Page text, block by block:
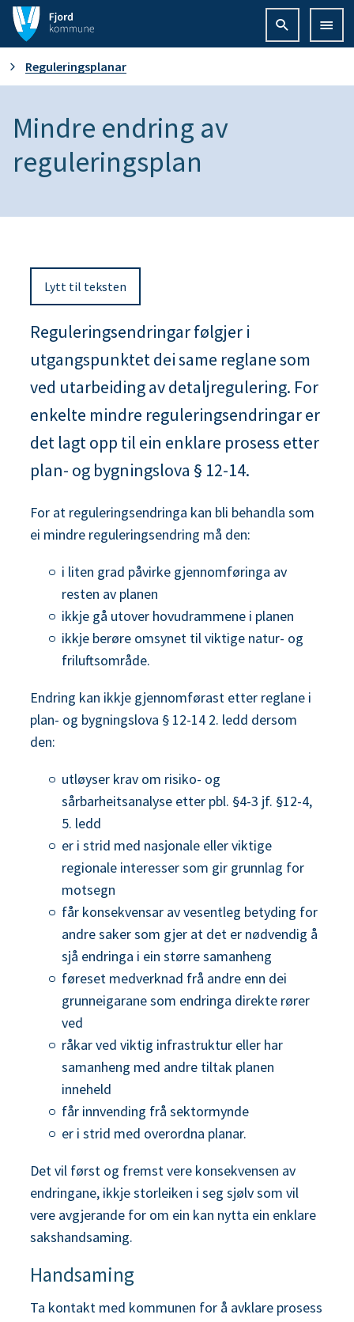
F
j
o
r
d
m
m
u
n
e
D
h
Reguleringsplanar
Mindre endring av
reguleringsplan
Lytt til teksten
Reguleringsendringar følgjer i
utgangspunktet dei same reglane som
ved utarbeiding av detaljregulering. For
enkelte mindre reguleringsendringar er
det lagt opp til ein enklare prosess etter
plan- og bygningslova § 12-14.
For at reguleringsendringa kan bli behandla som
ei mindre reguleringsendring må den:
i liten grad påvirke gjennomføringa av
resten av planen
ikkje gå utover hovudrammene i planen
ikkje berøre omsynet til viktige natur- og
friluftsområde.
Endring kan ikkje gjennomførast etter reglane i
plan- og bygningslova § 12-14 2. ledd dersom
den:
utløyser krav om risiko- og
sårbarheitsanalyse etter pbl. §4-3 jf. §12-4,
5. ledd
er i strid med nasjonale eller viktige
regionale interesser som gir grunnlag for
motsegn
får konsekvensar av vesentleg betyding for
andre saker som gjer at det er nødvendig å
sjå endringa i ein større samanheng
føreset medverknad frå andre enn dei
grunneigarane som endringa direkte rører
ved
råkar ved viktig infrastruktur eller har
samanheng med andre tiltak planen
inneheld
får innvending frå sektormynde
er i strid med overordna planar.
Det vil først og fremst vere konsekvensen av
endringane, ikkje storleiken i seg sjølv som vil
vere avgjerande for om ein kan nytta ein enklare
sakshandsaming.
Handsaming
Ta kontakt med kommunen for å avklare prosess